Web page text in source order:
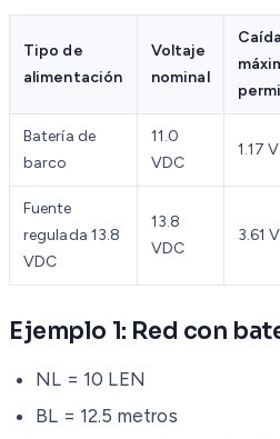
Tipo de
alimentación
Voltaje
nominal
Caída
Batería de
barco
11.0
VDC
1.17 V
Fuente
regulada 13.8
VDC
13.8
VDC
3.61 V
Ejemplo 1: Red con
NL = 10 LEN
BL = 12.5 metros